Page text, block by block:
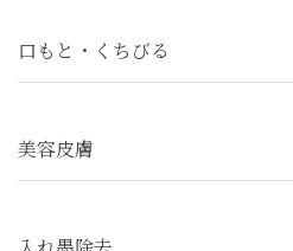
口もと・くちびる
美容皮膚